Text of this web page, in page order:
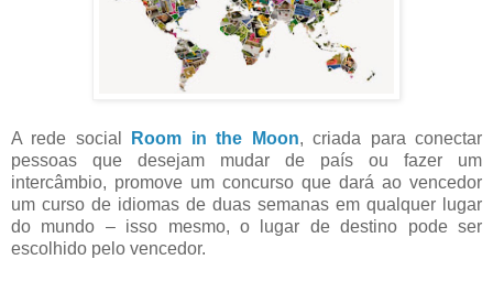
A rede social Room in the Moon, criada para conectar
pessoas que desejam mudar de país ou fazer um
intercâmbio, promove um concurso que dará ao vencedor
um curso de idiomas de duas semanas em qualquer lugar
do mundo – isso mesmo, o lugar de destino pode ser
escolhido pelo vencedor.